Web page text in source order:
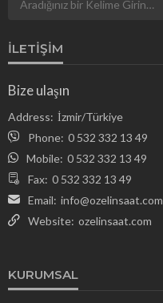
İLETIŞIM
Bize ulaşın
Address: İzmir/Türkiye
Phone: 0 532 332 13 49
Mobile: 0 532 332 13 49
Fax: 0 532 332 13 49
Email: info@ozelinsaat.com
Website: ozelinsaat.com
KURUMSAL